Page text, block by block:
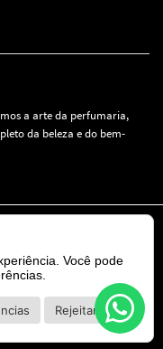
a arte da perfumaria,
da beleza e do bem-
0001-39
Andar - Vila Brasília -
Você pode
Rejeitar